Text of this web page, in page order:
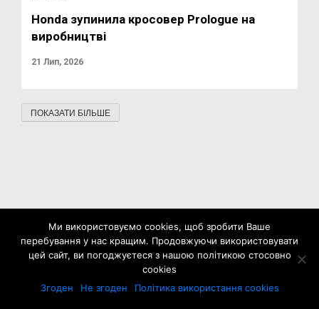
Honda зупинила кросовер Prologue на
виробництві
21 Лип, 2026
ПОКАЗАТИ БІЛЬШЕ
Ми використовуємо cookies, щоб зробити Ваше
перебування у нас кращим. Продовжуючи використовувати
цей сайт, ви погоджуєтеся з нашою політикою стосовно
cookies
Згоден
Не згоден Політика використання cookies